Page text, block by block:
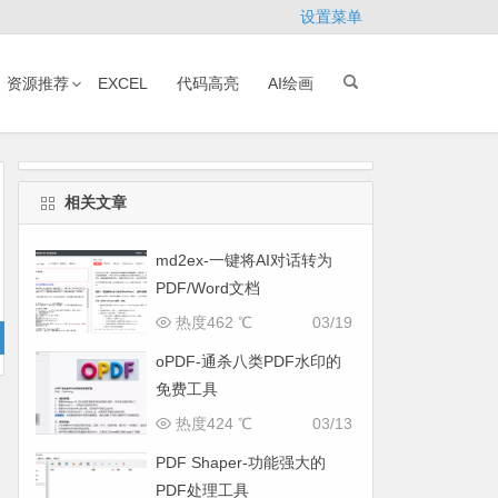
设置菜单
资源推荐 EXCEL 代码高亮 AI绘画
相关文章
md2ex-一键将AI对话转为
PDF/Word文档
03/19
热度462 ℃
oPDF-通杀八类PDF水印的
免费工具
03/13
热度424 ℃
PDF Shaper-功能强大的
PDF处理工具